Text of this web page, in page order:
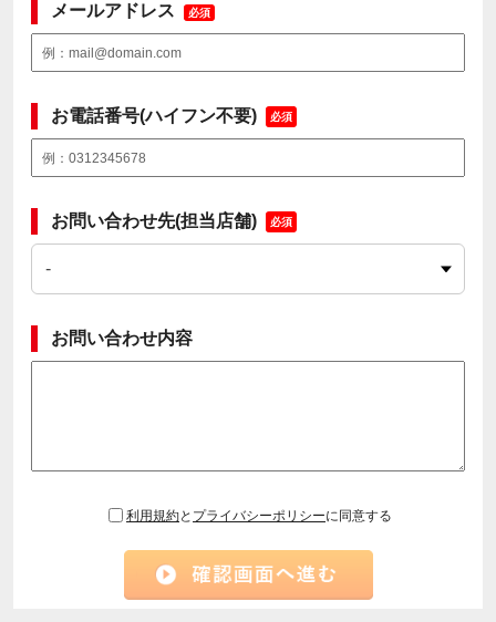
メールアドレス 必須
お電話番号(ハイフン不要) 必須
お問い合わせ先(担当店舗) 必須
お問い合わせ内容
利用規約と プライバシーポリシーに同意する